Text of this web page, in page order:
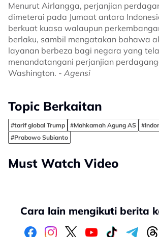
Menurut Airlangga, perjanjian
dimeterai pada Jumaat antara
berkuat kuasa walaupun
berlaku, sambil mengatakan bahawa
layanan berbeza bagi negara yang
menandatangani perjanjian
Washington. - Agensi
Topic Berkaitan
#tarif global Trump #Mahkamah Agung AS
#Prabowo Subianto
Must Watch Video
Cara lain mengikuti berita